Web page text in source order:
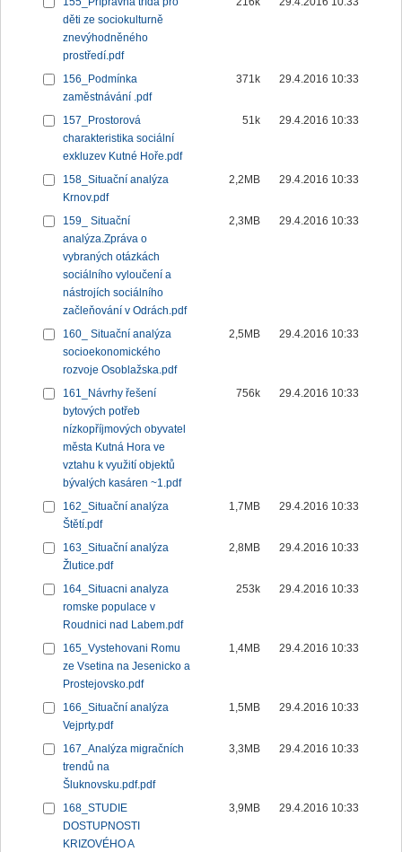
děti ze sociokulturně
znevýhodněného
prostředí.pdf
156_Podmínka
zaměstnávání .pdf
371k 29.4.2016 10:33
157_Prostorová
charakteristika sociální
exkluzev Kutné Hoře.pdf
51k 29.4.2016 10:33
158_Situační analýza
Krnov.pdf
2,2MB 29.4.2016 10:33
159_ Situační
analýza.Zpráva o
vybraných otázkách
sociálního vyloučení a
nástrojích sociálního
začleňování v Odrách.pdf
2,3MB 29.4.2016 10:33
160_ Situační analýza
socioekonomického
rozvoje Osoblažska.pdf
2,5MB 29.4.2016 10:33
161_Návrhy řešení
bytových potřeb
nízkopříjmových obyvatel
města Kutná Hora ve
vztahu k využití objektů
bývalých kasáren ~1.pdf
756k 29.4.2016 10:33
162_Situační analýza
Štětí.pdf
1,7MB 29.4.2016 10:33
163_Situační analýza
Žlutice.pdf
2,8MB 29.4.2016 10:33
164_Situacni analyza
romske populace v
Roudnici nad Labem.pdf
253k 29.4.2016 10:33
165_Vystehovani Romu
ze Vsetina na Jesenicko a
Prostejovsko.pdf
1,4MB 29.4.2016 10:33
166_Situační analýza
Vejprty.pdf
1,5MB 29.4.2016 10:33
167_Analýza migračních
trendů na
Šluknovsku.pdf.pdf
3,3MB 29.4.2016 10:33
168_STUDIE
DOSTUPNOSTI
KRIZOVÉHO A
3,9MB 29.4.2016 10:33